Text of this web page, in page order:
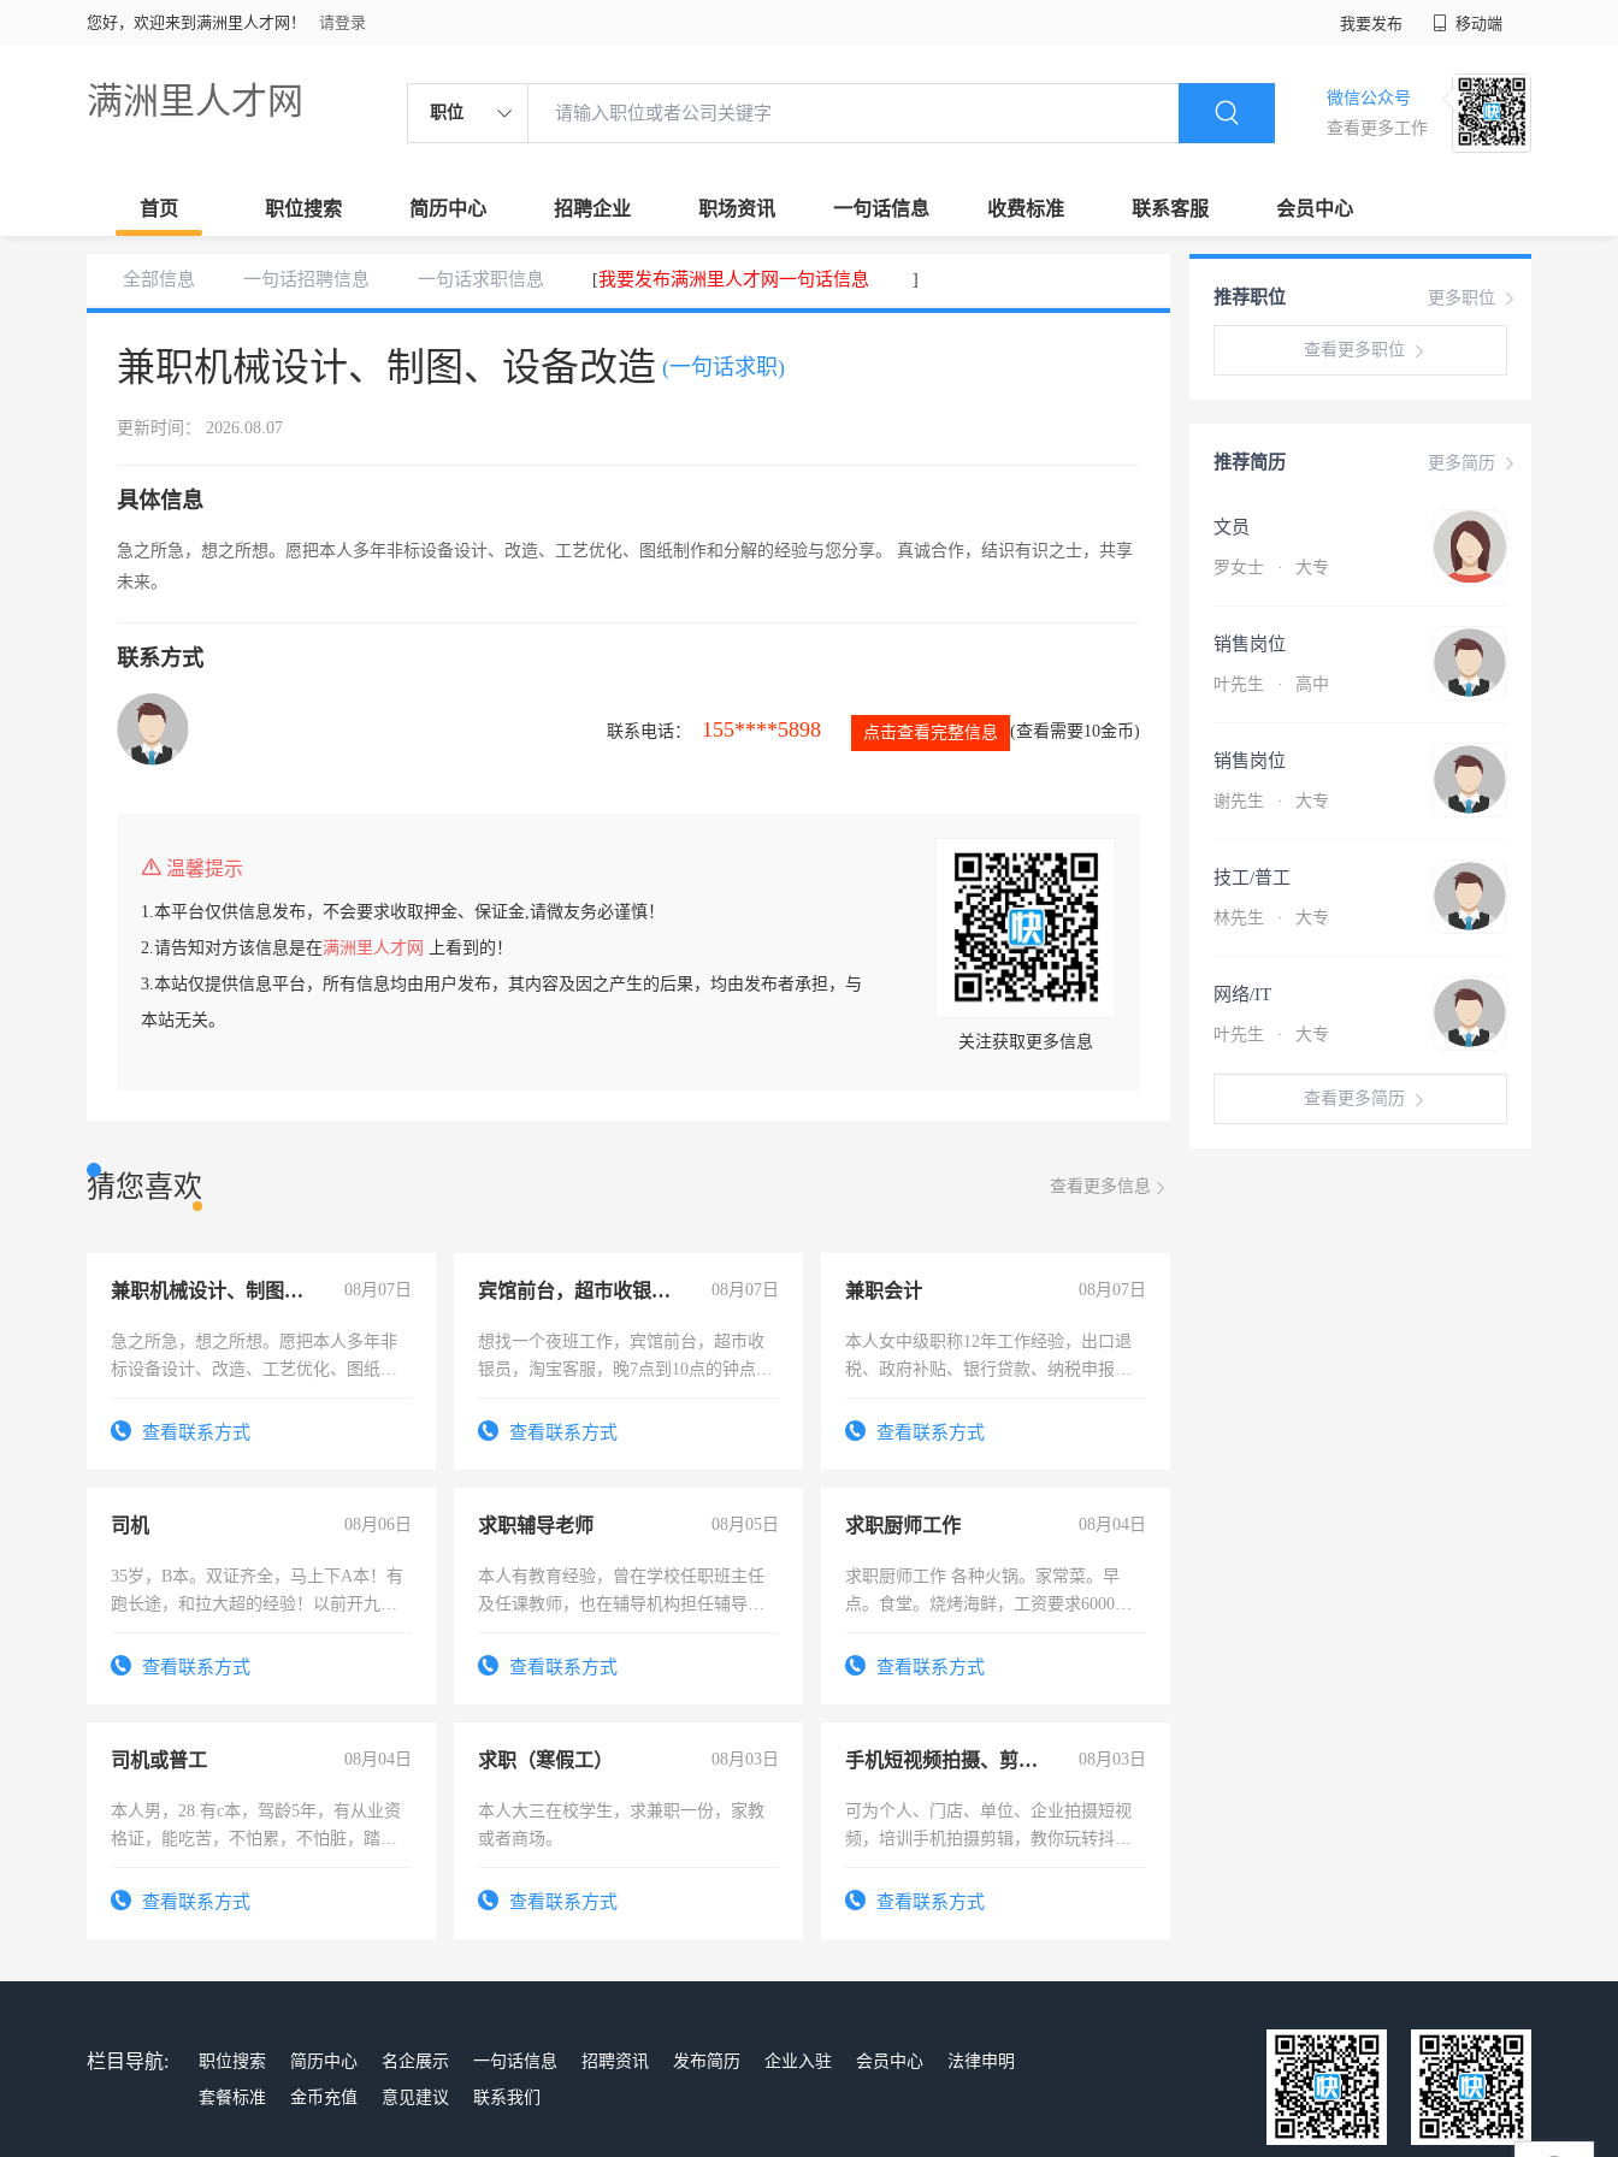
您好，欢迎来到满洲里人才网！ 请登录 我要发布 移动端
满洲里人才网 职位
微信公众号
查看更多工作
首页 职位搜索 简历中心 招聘企业 职场资讯 一句话信息 收费标准 联系客服 会员中心
全部信息 一句话招聘信息 一句话求职信息 [我要发布满洲里人才网一句话信息 ]
兼职机械设计、制图、设备改造 (一句话求职)
更新时间： 2026.08.07
具体信息
急之所急，想之所想。愿把本人多年非标设备设计、改造、工艺优化、图纸制作和分解的经验与您分享。 真诚合作，结识有识之士，共享
未来。
联系方式
联系电话： 155****5898 点击查看完整信息 (查看需要10金币)
温馨提示
1.本平台仅供信息发布，不会要求收取押金、保证金,请微友务必谨慎！
2.请告知对方该信息是在满洲里人才网
上看到的！
3.本站仅提供信息平台，所有信息均由用户发布，其内容及因之产生的后果，均由发布者承担，与
本站无关。
关注获取更多信息
猜您喜欢 查看更多信息
兼职机械设计、制图、设备改造 08月07日
急之所急，想之所想。愿把本人多年非
标设备设计、改造、工艺优化、图纸制
结识有识之士，共享未来。
查看联系方式
宾馆前台，超市收银员，淘宝客服 08月07日
想找一个夜班工作，宾馆前台，超市收
银员，淘宝客服，晚7点到10点的钟点
号同微信查看联系方式
兼职会计 08月07日
本人女中级职称12年工作经验，出口退
税、政府补贴、银行贷款、纳税申报、
务，财务咨询等业务。欲求兼职会计工
查看联系方式
司机 08月06日
35岁，B本。双证齐全，马上下A本！有
跑长途，和拉大超的经验！以前开九米
查看联系方式
求职辅导老师 08月05日
本人有教育经验，曾在学校任职班主任
及任课教师，也在辅导机构担任辅导教
查看联系方式
求职厨师工作 08月04日
求职厨师工作 各种火锅。家常菜。早
点。食堂。烧烤海鲜，工资要求6000以
查看联系方式
司机或普工 08月04日
本人男，28.有c本，驾龄5年，有从业资
格证，能吃苦，不怕累，不怕脏，踏
查看联系方式
求职（寒假工） 08月03日
本人大三在校学生，求兼职一份，家教
或者商场。
查看联系方式
手机短视频拍摄、剪辑、抖音快手 08月03日
可为个人、门店、单位、企业拍摄短视
频，培训手机拍摄剪辑，教你玩转抖音
频，培训手机拍摄剪辑，教你玩转抖
查看联系方式
更多职位
推荐职位
查看更多职位
更多简历
推荐简历
文员
罗女士 · 大专
销售岗位
叶先生 · 高中
销售岗位
谢先生 · 大专
技工/普工
林先生 · 大专
网络/IT
叶先生 · 大专
查看更多简历
栏目导航: 职位搜索 简历中心 名企展示 一句话信息 招聘资讯 发布简历 企业入驻 会员中心
法律申明
套餐标准
金币充值 意见建议 联系我们